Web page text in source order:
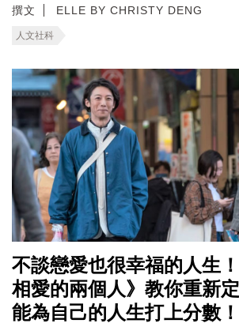
撰文 ELLE BY CHRISTY DENG
人文社科
不談戀愛也很幸福的人生
相愛的兩個人》教你重新
能為自己的人生打上分數！